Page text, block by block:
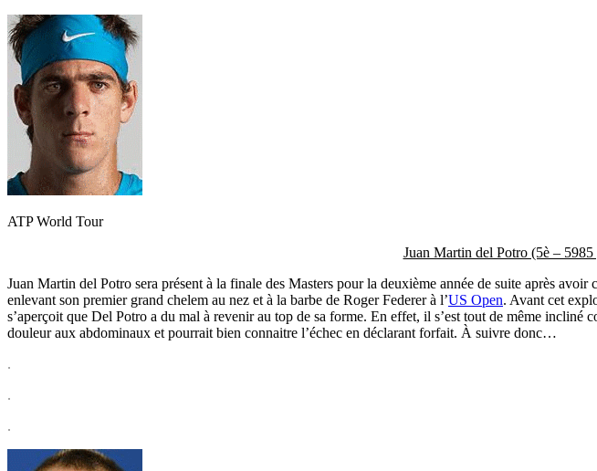
ATP World Tour
Juan Martin del Potro (5è –
Juan Martin del Potro sera présent à la finale des Masters pour la deuxième année de suite après
enlevant son premier grand chelem au nez et à la barbe de Roger Federer à l’US Open. Avant cet
s’aperçoit que Del Potro a du mal à revenir au top de sa forme. En effet, il s’est tout de même
douleur aux abdominaux et pourrait bien connaitre l’échec en déclarant forfait. À suivre donc…
.
.
.